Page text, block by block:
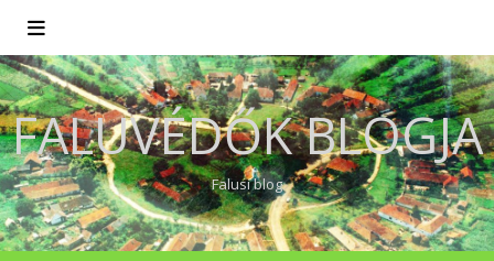
FALUVÉDŐK BLOGJA
Falusi blog